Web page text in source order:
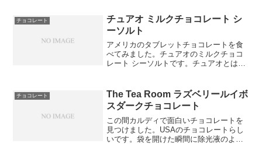
気の良い方だったからです。試食もさせ
ても...
チョコレート
チュアオ ミルクチョコレート シ
ーソルト
アメリカのタブレットチョコレートを食
べてみました。チュアオのミルクチョコ
レート シーソルトです。チュアオとは、
オ豆は、辺境の地で育っているため、他
の品種との交配が少ない...
チョコレート
The Tea Room ラズベリールイボ
スダークチョコレート
この間カルディで面白いチョコレートを
見つけました。USAのチョコレートらし
いです。袋を開けた瞬間に除光液のよう